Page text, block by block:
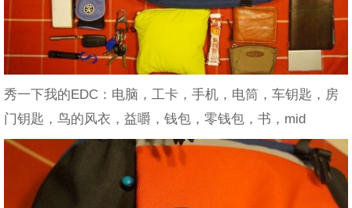
秀一下我的EDC：电脑，工卡，手机，电筒，车钥匙，房
门钥匙，鸟的风衣，益嚼，钱包，零钱包，书，mid